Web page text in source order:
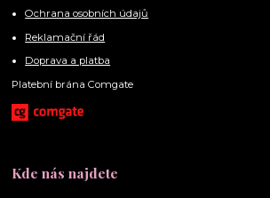
Ochrana osobních údajů
Reklamační řád
Doprava a platba
Platební brána Comgate
Kde nás najdete